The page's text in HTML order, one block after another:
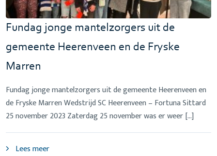
Fundag jonge mantelzorgers uit de
gemeente Heerenveen en de Fryske
Marren
Fundag jonge mantelzorgers uit de gemeente Heerenveen en
de Fryske Marren Wedstrijd SC Heerenveen – Fortuna Sittard
25 november 2023 Zaterdag 25 november was er weer […]
Lees meer